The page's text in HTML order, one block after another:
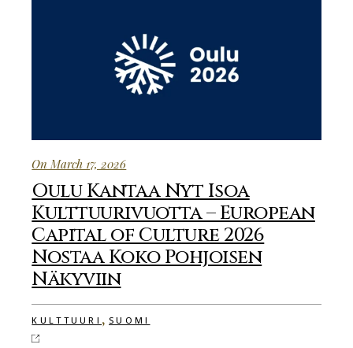
On March 17, 2026
Oulu Kantaa Nyt Isoa
Kulttuurivuotta – European
Capital of Culture 2026
Nostaa Koko Pohjoisen
Näkyviin
KULTTUURI , SUOMI